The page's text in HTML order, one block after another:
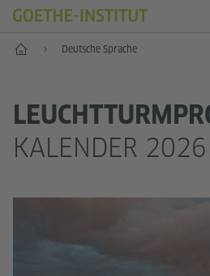
Start Deutsche Sprache
KALENDER 2026